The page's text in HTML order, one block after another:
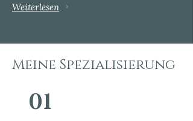
Weiterlesen
Meine Spezialisierung
01